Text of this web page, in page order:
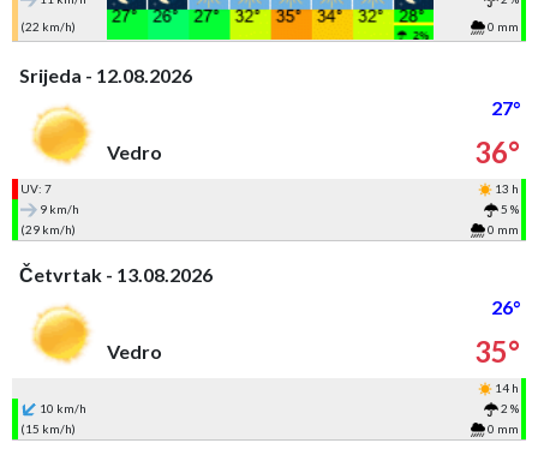
(22 km/h)
0 mm
Srijeda - 12.08.2026
27°
Vedro
36°
UV: 7
13 h
9 km/h
5 %
(29 km/h)
0 mm
Četvrtak - 13.08.2026
26°
Vedro
35°
14 h
10 km/h
2 %
(15 km/h)
0 mm